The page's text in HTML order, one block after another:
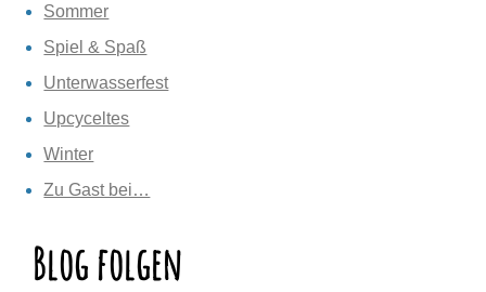
Sommer
Spiel & Spaß
Unterwasserfest
Upcyceltes
Winter
Zu Gast bei…
Blog folgen